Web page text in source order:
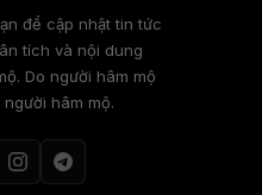
để cập nhật tin tức
tích và nội dung
Do người hâm mộ
hâm mộ.